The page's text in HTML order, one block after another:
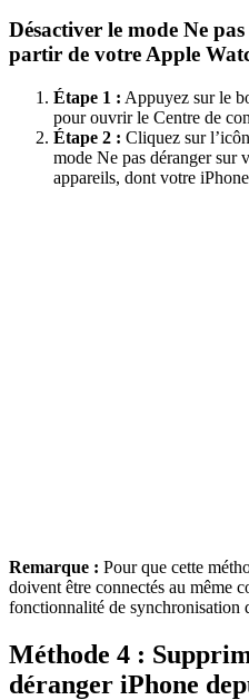
Désactiver le mode Ne
partir de votre Apple
Étape 1 : Appuyez sur le
pour ouvrir le Centre de
Étape 2 : Cliquez sur
mode Ne pas déranger sur
appareils, dont votre
Remarque : Pour que cette
doivent être connectés au même
fonctionnalité de synchronisation
Méthode 4 :
déranger iPhone